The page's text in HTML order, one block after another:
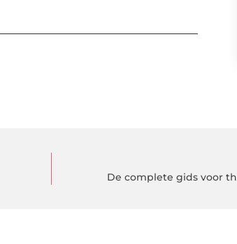
De complete gids voor